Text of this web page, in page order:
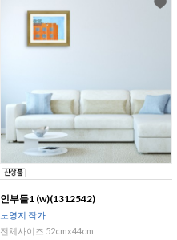
인부들1 (w)(1312542)
노영지 작가
전체사이즈 52cmx44cm